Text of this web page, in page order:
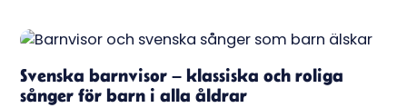
Svenska barnvisor – klassiska och roliga
sånger för barn i alla åldrar